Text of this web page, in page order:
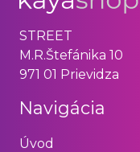
STREET
M.R.Štefánika 10
971 01 Prievidza
Navigácia
Úvod